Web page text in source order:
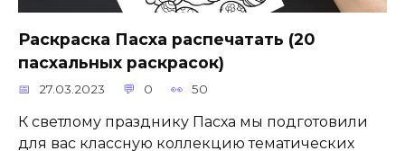
Раскраска Пасха распечатать (20
пасхальных раскрасок)
27.03.2023 0 50
К светлому празднику Пасха мы подготовили
для вас классную коллекцию тематических